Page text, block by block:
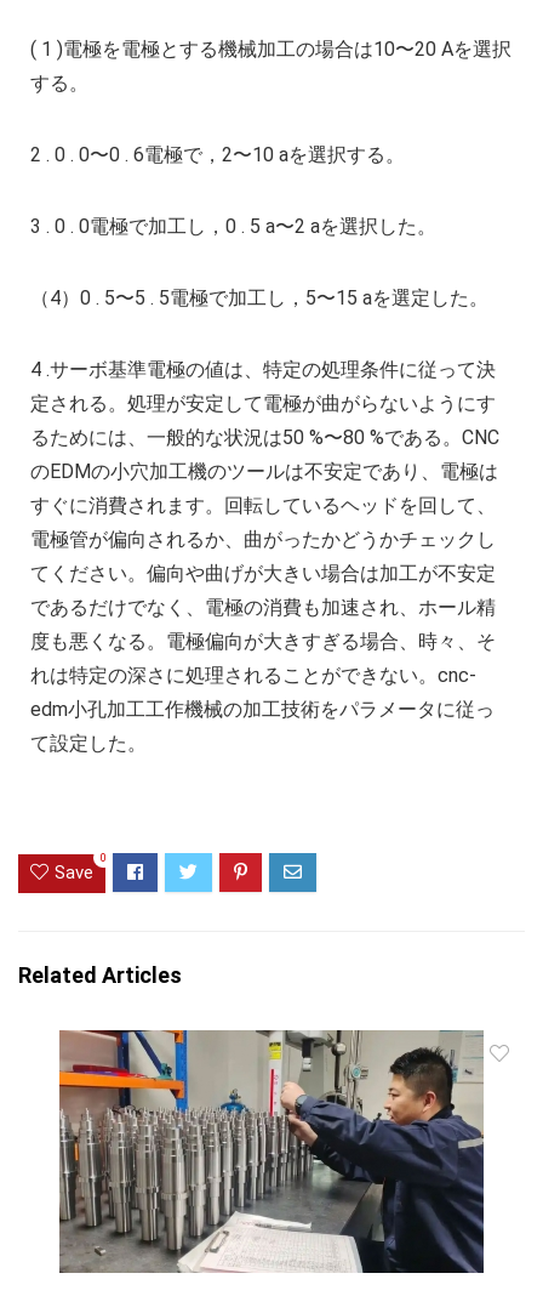
( 1 )電極を電極とする機械加工の場合は10〜20 Aを選択
する。
2 . 0 . 0〜0 . 6電極で，2〜10 aを選択する。
3 . 0 . 0電極で加工し，0 . 5 a〜2 aを選択した。
（4）0 . 5〜5 . 5電極で加工し，5〜15 aを選定した。
4 .サーボ基準電極の値は、特定の処理条件に従って決
定される。処理が安定して電極が曲がらないようにす
るためには、一般的な状況は50 %〜80 %である。CNC
のEDMの小穴加工機のツールは不安定であり、電極は
すぐに消費されます。回転しているヘッドを回して、
電極管が偏向されるか、曲がったかどうかチェックし
てください。偏向や曲げが大きい場合は加工が不安定
であるだけでなく、電極の消費も加速され、ホール精
度も悪くなる。電極偏向が大きすぎる場合、時々、そ
れは特定の深さに処理されることができない。cnc‐
edm小孔加工工作機械の加工技術をパラメータに従っ
て設定した。
Save
0
Related Articles